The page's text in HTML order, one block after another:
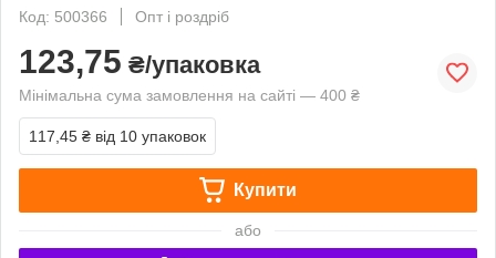
Код: 500366
Опт і роздріб
123,75 ₴/упаковка
Мінімальна сума замовлення на сайті — 400 ₴
117,45 ₴ від 10 упаковок
Купити
або